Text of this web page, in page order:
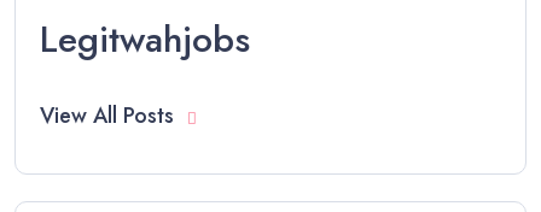
Legitwahjobs
View All Posts